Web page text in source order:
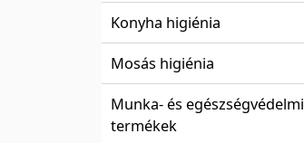
Konyha higiénia
Mosás higiénia
Munka- és egészségvédelmi
termékek